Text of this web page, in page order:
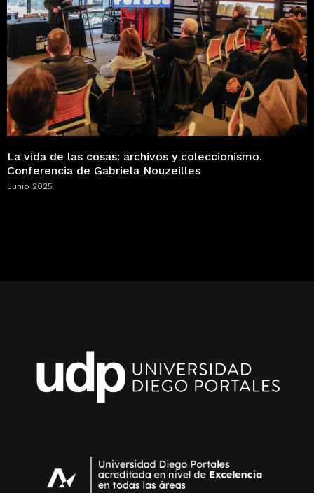
La vida de las cosas: archivos y coleccionismo.
Conferencia de Gabriela Nouzeilles
Junio 2025